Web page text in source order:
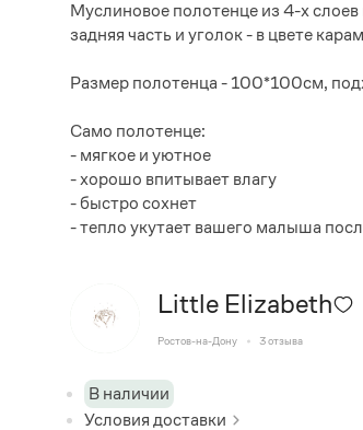
Муслиновое полотенце из 4-х
задняя часть и уголок - в цвете
Размер полотенца - 100*100см,
Само полотенце:
- мягкое и уютное
- хорошо впитывает влагу
- быстро сохнет
- тепло укутает вашего малыша
Little Elizabeth
Ростов-на-Дону 3отзыва
В наличии
Условия доставки